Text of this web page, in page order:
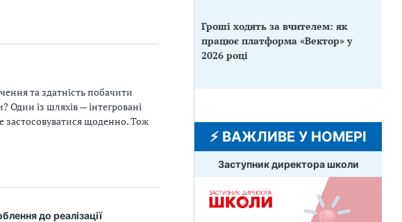
та здатність побачити
Один із шляхів — інтегровані
застосовуватися щоденно. Тож
до реалізації
Гроші ходять за вчителем: як
працює платформа «Вектор» у
2026 році
⚡️ ВАЖЛИВЕ У НОМЕРІ
Заступник директора школи